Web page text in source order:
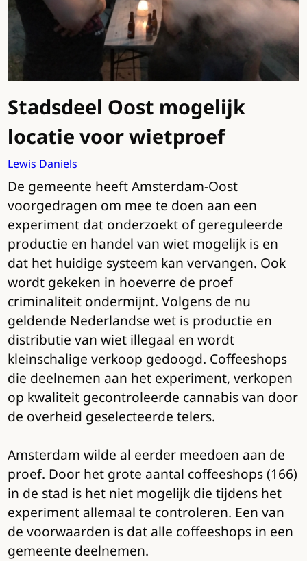
Stadsdeel Oost mogelijk
locatie voor wietproef
Lewis Daniels
De gemeente heeft Amsterdam-Oost
voorgedragen om mee te doen aan een
experiment dat onderzoekt of gereguleerde
productie en handel van wiet mogelijk is en
dat het huidige systeem kan vervangen. Ook
wordt gekeken in hoeverre de proef
criminaliteit ondermijnt. Volgens de nu
geldende Nederlandse wet is productie en
distributie van wiet illegaal en wordt
kleinschalige verkoop gedoogd. Coffeeshops
die deelnemen aan het experiment, verkopen
op kwaliteit gecontroleerde cannabis van door
de overheid geselecteerde telers.
Amsterdam wilde al eerder meedoen aan de
proef. Door het grote aantal coffeeshops (166)
in de stad is het niet mogelijk die tijdens het
experiment allemaal te controleren. Een van
de voorwaarden is dat alle coffeeshops in een
gemeente deelnemen.